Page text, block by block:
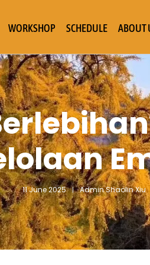
WORKSHOP SCHEDULE ABOUT
11 June 2025 Admin Shaolin Xiu